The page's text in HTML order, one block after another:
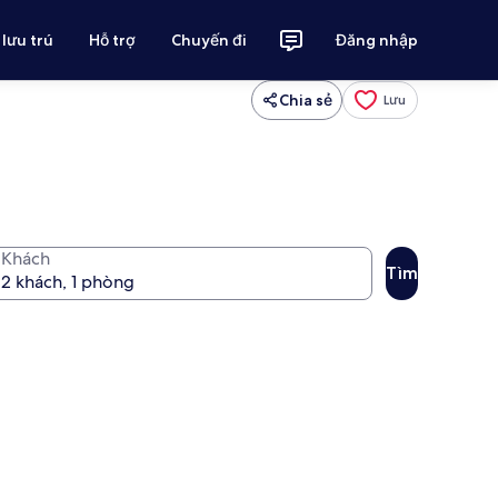
trú Hỗ trợ Chuyến đi Đăng nhập
Chia sẻ Lưu
Khách
Tìm